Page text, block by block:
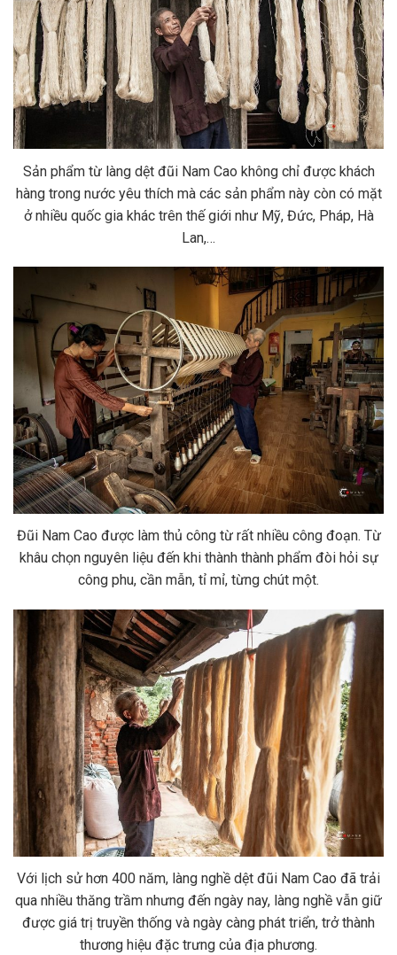
Sản phẩm từ làng dệt đũi Nam Cao không chỉ được khách
hàng trong nước yêu thích mà các sản phẩm này còn có mặt
ở nhiều quốc gia khác trên thế giới như Mỹ, Đức, Pháp, Hà
Lan,…
Đũi Nam Cao được làm thủ công từ rất nhiều công đoạn. Từ
khâu chọn nguyên liệu đến khi thành thành phẩm đòi hỏi sự
công phu, cần mẫn, tỉ mỉ, từng chút một.
Với lịch sử hơn 400 năm, làng nghề dệt đũi Nam Cao đã trải
qua nhiều thăng trầm nhưng đến ngày nay, làng nghề vẫn giữ
được giá trị truyền thống và ngày càng phát triển, trở thành
thương hiệu đặc trưng của địa phương.